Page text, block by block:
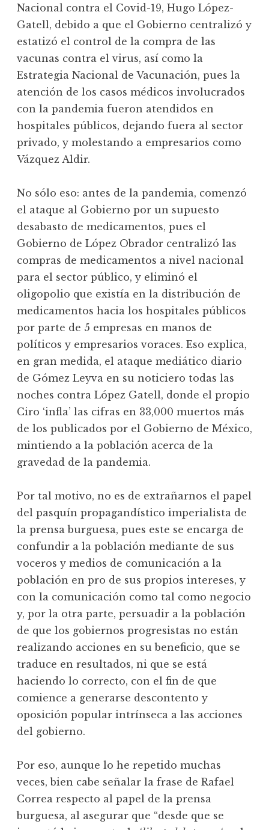
Nacional contra el Covid-19, Hugo López-
Gatell, debido a que el Gobierno centralizó y
estatizó el control de la compra de las
vacunas contra el virus, así como la
Estrategia Nacional de Vacunación, pues la
atención de los casos médicos involucrados
con la pandemia fueron atendidos en
hospitales públicos, dejando fuera al sector
privado, y molestando a empresarios como
Vázquez Aldir.
No sólo eso: antes de la pandemia, comenzó
el ataque al Gobierno por un supuesto
desabasto de medicamentos, pues el
Gobierno de López Obrador centralizó las
compras de medicamentos a nivel nacional
para el sector público, y eliminó el
oligopolio que existía en la distribución de
medicamentos hacia los hospitales públicos
por parte de 5 empresas en manos de
políticos y empresarios voraces. Eso explica,
en gran medida, el ataque mediático diario
de Gómez Leyva en su noticiero todas las
noches contra López Gatell, donde el propio
Ciro ‘infla’ las cifras en 33,000 muertos más
de los publicados por el Gobierno de México,
mintiendo a la población acerca de la
gravedad de la pandemia.
Por tal motivo, no es de extrañarnos el papel
del pasquín propagandístico imperialista de
la prensa burguesa, pues este se encarga de
confundir a la población mediante de sus
voceros y medios de comunicación a la
población en pro de sus propios intereses, y
con la comunicación como tal como negocio
y, por la otra parte, persuadir a la población
de que los gobiernos progresistas no están
realizando acciones en su beneficio, que se
traduce en resultados, ni que se está
haciendo lo correcto, con el fin de que
comience a generarse descontento y
oposición popular intrínseca a las acciones
del gobierno.
Por eso, aunque lo he repetido muchas
veces, bien cabe señalar la frase de Rafael
Correa respecto al papel de la prensa
burguesa, al asegurar que “desde que se